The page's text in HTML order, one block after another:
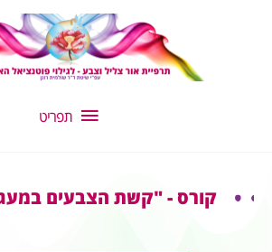
תפריט
תפריט
קורס - "קשת הצבעים